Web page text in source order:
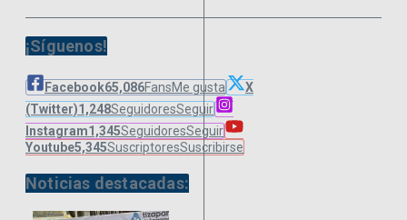
¡Síguenos!
Facebook65,086FansMe gusta
X
(Twitter)1,248SeguidoresSeguir
Instagram1,345SeguidoresSeguir
Youtube5,345SuscriptoresSuscribirse
Noticias destacadas: